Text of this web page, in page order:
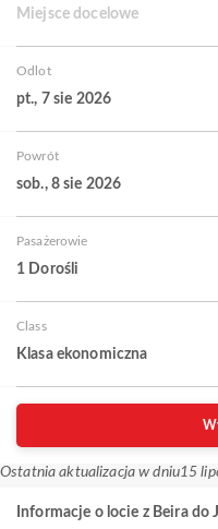
Miejsce docelowe
Odlot
pt., 7 sie 2026
Powrót
sob., 8 sie 2026
Pasażerowie
1 Dorośli
Class
Klasa ekonomiczna
Ostatnia aktualizacja w dniu15
Informacje o locie z Beira do